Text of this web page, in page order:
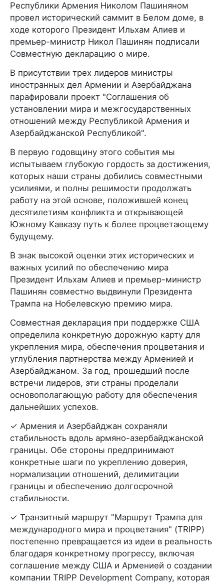
Республики Армения Николом Пашиняном
провел исторический саммит в Белом доме, в
ходе которого Президент Ильхам Алиев и
премьер-министр Никол Пашинян подписали
Совместную декларацию о мире.
В присутствии трех лидеров министры
иностранных дел Армении и Азербайджана
парафировали проект "Соглашения об
установлении мира и межгосударственных
отношений между Республикой Армения и
Азербайджанской Республикой".
В первую годовщину этого события мы
испытываем глубокую гордость за достижения,
которых наши страны добились совместными
усилиями, и полны решимости продолжать
работу на этой основе, положившей конец
десятилетиям конфликта и открывающей
Южному Кавказу путь к более процветающему
будущему.
В знак высокой оценки этих исторических и
важных усилий по обеспечению мира
Президент Ильхам Алиев и премьер-министр
Пашинян совместно выдвинули Президента
Трампа на Нобелевскую премию мира.
Совместная декларация при поддержке США
определила конкретную дорожную карту для
укрепления мира, обеспечения процветания и
углубления партнерства между Арменией и
Азербайджаном. За год, прошедший после
встречи лидеров, эти страны проделали
основополагающую работу для обеспечения
дальнейших успехов.
✓ Армения и Азербайджан сохраняли
стабильность вдоль армяно-азербайджанской
границы. Обе стороны предпринимают
конкретные шаги по укреплению доверия,
нормализации отношений, делимитации
границы и обеспечению долгосрочной
стабильности.
✓ Транзитный маршрут "Маршрут Трампа для
международного мира и процветания" (TRIPP)
постепенно превращается из идеи в реальность
благодаря конкретному прогрессу, включая
соглашение между США и Арменией о создании
компании TRIPP Development Company, которая